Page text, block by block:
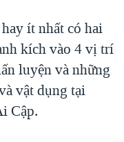
ít nhất có hai
kích vào 4 vị trí
luyện và những
vật dụng tại
Cập.